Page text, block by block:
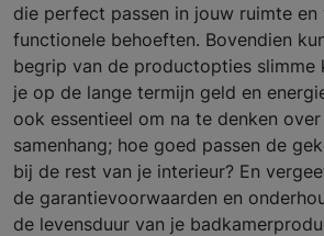
die perfect passen in jouw ruimte
functionele behoeften. Bovendien
begrip van de productopties slimme
je op de lange termijn geld en
ook essentieel om na te denken
samenhang; hoe goed passen de
bij de rest van je interieur? En
de garantievoorwaarden en
de levensduur van je